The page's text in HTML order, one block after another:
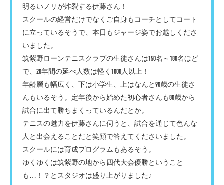
明るいノリが炸裂する伊藤さん！
スクールの経営だけでなくご自身もコーチとしてコート
に立っているそうで、本日もジャージ姿でお越しくださ
いました。
筑紫野ローンテニスクラブの生徒さんは150名～180名ほど
で、20年間の延べ人数は軽く1000人以上！
年齢層も幅広く、下は小学生、上はなんと90歳の生徒さ
んもいるそう。定年後から始めた初心者さんも80歳から
試合に出て勝ちまくっているんだとか。
テニスの魅力を伊藤さんに伺うと、試合を通じて色んな
人と出会えることだと笑顔で答えてくださいました。
スクールには育成プログラムもあるそう。
ゆくゆくは筑紫野の地から四代大会優勝ということ
も…！？とスタジオは盛り上がりました♪